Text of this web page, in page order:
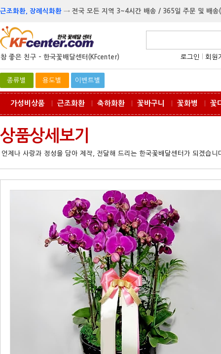
근조화환, 장례식화환 → 전국 모든 지역 3~4시간 배송 / 365일 주문 및 배
참 좋은 친구 - 한국꽃배달센터(KFcenter) 로그인 회원
종류별 용도별 이벤트별
가성비상품 근조화환 축하화환 꽃바구니 꽃화병 꽃
상품상세보기
언제나 사랑과 정성을 담아 제작, 전달해 드리는 한국꽃배달센터가 되겠습니